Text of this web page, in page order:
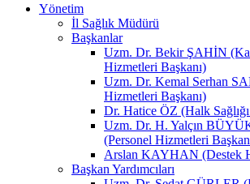
Yönetim
İl Sağlık Müdürü
Başkanlar
Uzm. Dr. Bekir ŞAHİN
Hizmetleri Başkanı)
Uzm. Dr. Kemal Serhan
Hizmetleri Başkanı)
Dr. Hatice ÖZ (Halk
Uzm. Dr. H. Yalçın
(Personel Hizmetleri
Arslan KAYHAN (Destek
Başkan Yardımcıları